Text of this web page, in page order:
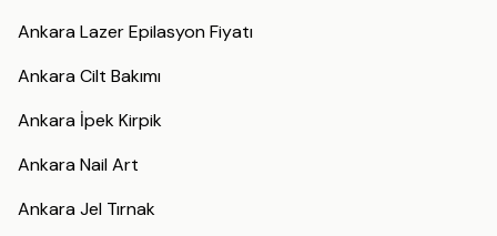
Ankara Lazer Epilasyon Fiyatı
Ankara Cilt Bakımı
Ankara İpek Kirpik
Ankara Nail Art
Ankara Jel Tırnak